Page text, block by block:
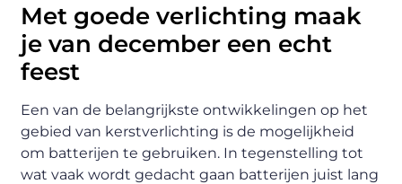
Met goede verlichting maak
je van december een echt
feest
Een van de belangrijkste ontwikkelingen op het
gebied van kerstverlichting is de mogelijkheid
om batterijen te gebruiken. In tegenstelling tot
wat vaak wordt gedacht gaan batterijen juist lang